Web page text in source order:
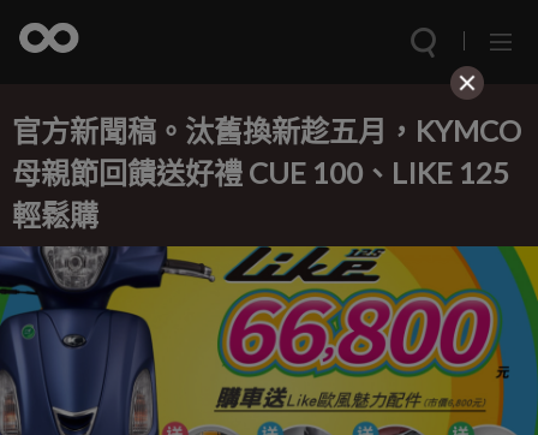
官方新聞稿。汰舊換新趁五月，KYMCO
母親節回饋送好禮 CUE 100、LIKE 125
輕鬆購